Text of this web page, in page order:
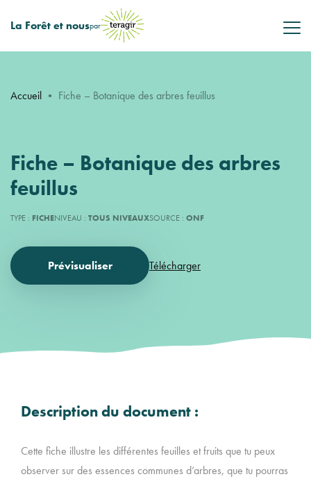
La Forêt et nouspar
Accueil • Fiche – Botanique des arbres feuillus
Fiche – Botanique des arbres
feuillus
TYPE : FICHENIVEAU : TOUS NIVEAUXSOURCE : ONF
Prévisualiser Télécharger
Description du document :
Cette fiche illustre les différentes feuilles et fruits que tu peux
observer sur des essences communes d’arbres, que tu pourras